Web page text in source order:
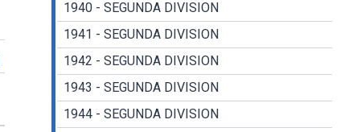
1940 - SEGUNDA DIVISION
1941 - SEGUNDA DIVISION
1942 - SEGUNDA DIVISION
1943 - SEGUNDA DIVISION
1944 - SEGUNDA DIVISION